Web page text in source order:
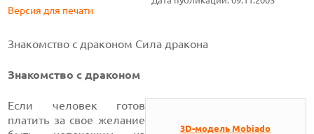
Версия для печати
Знакомство с драконом Сила дракона
Знакомство с драконом
3D-модель Mobiado
Если человек готов
платить за свое желание